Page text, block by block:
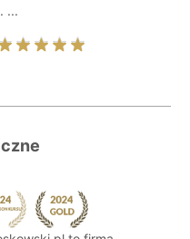
...